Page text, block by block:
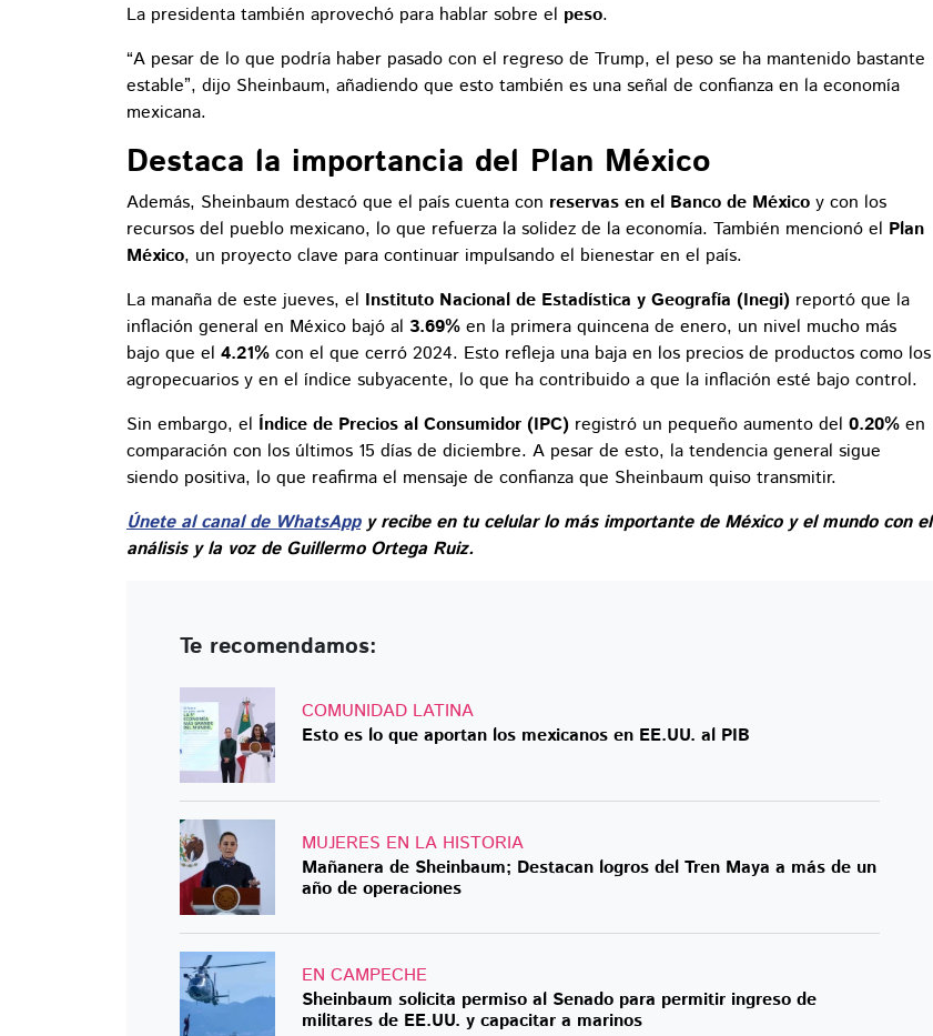
La presidenta también aprovechó para hablar sobre el peso.
“A pesar de lo que podría haber pasado con el regreso de Trump, el peso se ha mantenido bastante
estable”, dijo Sheinbaum, añadiendo que esto también es una señal de confianza en la economía
mexicana.
Destaca la importancia del Plan México
Además, Sheinbaum destacó que el país cuenta con reservas en el Banco de México y con los
recursos del pueblo mexicano, lo que refuerza la solidez de la economía. También mencionó el Plan
México, un proyecto clave para continuar impulsando el bienestar en el país.
La manaña de este jueves, el Instituto Nacional de Estadística y Geografía (Inegi) reportó que la
inflación general en México bajó al 3.69% en la primera quincena de enero, un nivel mucho más
bajo que el 4.21% con el que cerró 2024. Esto refleja una baja en los precios de productos como los
agropecuarios y en el índice subyacente, lo que ha contribuido a que la inflación esté bajo control.
Sin embargo, el Índice de Precios al Consumidor (IPC) registró un pequeño aumento del 0.20% en
comparación con los últimos 15 días de diciembre. A pesar de esto, la tendencia general sigue
siendo positiva, lo que reafirma el mensaje de confianza que Sheinbaum quiso transmitir.
Únete al canal de WhatsAppy recibe en tu celular lo más importante de México y el mundo con el
análisis y la voz de Guillermo Ortega Ruiz.
Te recomendamos:
COMUNIDAD LATINA
Esto es lo que aportan los mexicanos en EE.UU. al PIB
MUJERES EN LA HISTORIA
Mañanera de Sheinbaum; Destacan logros del Tren Maya a más de un
año de operaciones
EN CAMPECHE
Sheinbaum solicita permiso al Senado para permitir ingreso de
militares de EE.UU. y capacitar a marinos